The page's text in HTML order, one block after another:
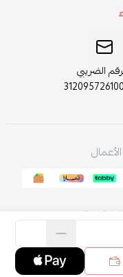
الضريبي
روائح الجمال